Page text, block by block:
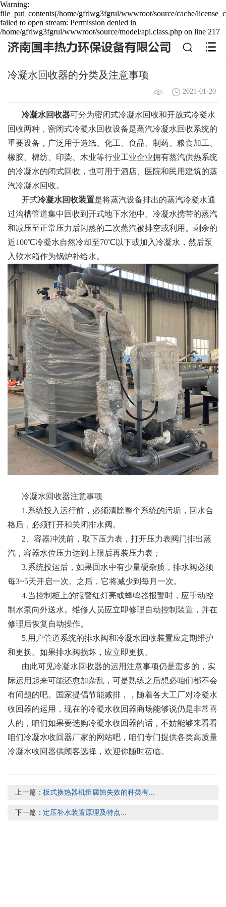
Warning:
file_put_contents(/home/gfrlwg3fgrul/wwwroot/source/cache/
failed to open stream: Permission denied in
/home/gfrlwg3fgrul/wwwroot/source/model/api.class.php on line 217
冷凝水回收器的分类及注意事项
2021-01-20
冷凝水回收器可分为密闭式冷凝水回收和开放式冷凝水
回收两种，密闭式冷凝水回收设备是蒸汽冷凝水回收系统的
重要设备，广泛用于造纸、化工、食品、制药、粮食加工、
橡胶、棉纺、印染、木业等行业工业企业拥有蒸汽供热系统
的冷凝水的闭式回收，也可用于酒店、医院和民用建筑的蒸
汽冷凝水回收。
开式冷凝水回收装置是将蒸汽设备排出的蒸汽冷凝水通
过沟槽管道集中回收到开式地下水池中。冷凝水携带的蒸汽
和减压至正常压力后闪蒸的二次蒸汽被排空或利用。剩余的
近100℃冷凝水自然冷却至70℃以下或加入冷凝水，然后泵
入软水箱作为锅炉补给水。
冷凝水回收器注意事项
1.系统投入运行前，必须清除整个系统的污垢，回水合
格后，必须打开和关闭排水阀。
2、容器冲洗前，取下压力表，打开压力表阀门排出蒸
汽，容器水位压力达到上限后再装压力表；
3.系统投运后，如果回水中有少量硬杂质，排水阀必须
每3~5天开启一次。之后，它将减少到每月一次。
4.当控制柜上的报警红灯亮或蜂鸣器报警时，应手动控
制水泵向外送水。维修人员应立即修理自动控制装置，并在
修理后恢复自动操作。
5.用户管道系统的排水阀和冷凝水回收装置应定期维护
和更换。如果排水阀损坏，应立即更换。
由此可见冷凝水回收器的运用注意事项仍是蛮多的，实
际运用起来可能还愈加杂乱，可是熟练之后想必咱们都不会
有问题的吧。国家提倡节能减排，，随着各大工厂对冷凝水
收回器的运用，现在的冷凝水收回器商场能够说仍是非常喜
人的，咱们如果要选购冷凝水收回器的话，不妨能够来看看
咱们冷凝水收回器厂家的网站吧，咱们专门提供各类高质量
冷凝水收回器供顾客选择，欢迎你随时莅临。
上一篇：板式换热器机组腐蚀失效的种类有...
下一篇： 定压补水装置原理及特点...